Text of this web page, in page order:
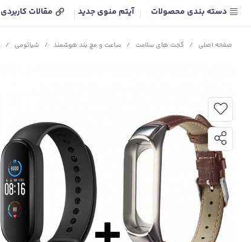
دسته بندی محصولات آیتم منوی جدید مقالات کاربردی
صفحه اصلی / گجت های سلامت / ساعت و مچ بند هوشمند / شیائومی /